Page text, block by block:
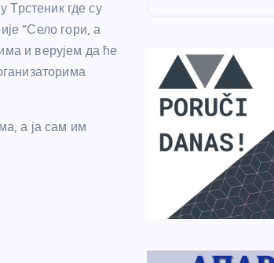
Трстеник где су
“Село гори, а
и верујем да ће
а ја сам им